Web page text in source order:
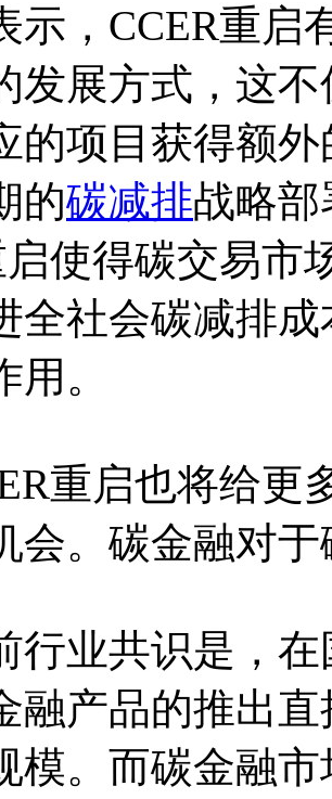
示，CCER重启
发展方式，这
的项目获得额
的碳减排战略
启使得碳交易市
全社会碳减排
。
启也将给更
会。碳金融对
业共识是，在
融产品的推出
模。而碳金融